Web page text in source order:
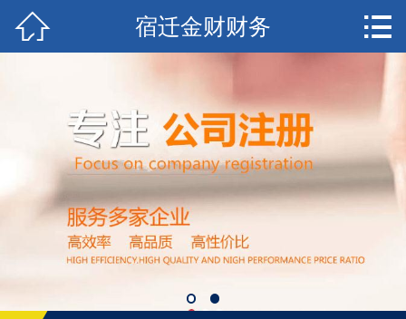
宿迁代理记账
宿迁注册商标
宿迁资质代办
 宿迁金财财务 